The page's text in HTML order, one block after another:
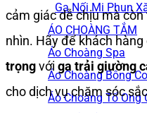
Ga Nối Mi Phun
ÁO CHOÀNG TẮM
Áo Choàng Spa
Áo Choàng Bông
Áo Choàng Tổ Ong
cảm giác dễ chịu mà
nhìn. Hãy để khách hàng
trọngvới ga trải giường
cho dịch vụ chăm sóc